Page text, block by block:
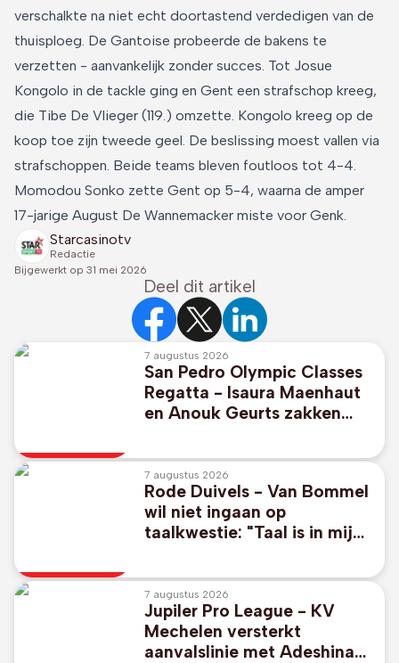
verschalkte na niet echt doortastend verdedigen van de
thuisploeg. De Gantoise probeerde de bakens te
verzetten - aanvankelijk zonder succes. Tot Josue
Kongolo in de tackle ging en Gent een strafschop kreeg,
die Tibe De Vlieger (119.) omzette. Kongolo kreeg op de
koop toe zijn tweede geel. De beslissing moest vallen via
strafschoppen. Beide teams bleven foutloos tot 4-4.
Momodou Sonko zette Gent op 5-4, waarna de amper
17-jarige August De Wannemacker miste voor Genk.
Starcasinotv
Redactie
Bijgewerkt op 31 mei 2026
Deel dit artikel
7 augustus 2026
San Pedro Olympic Classes
Regatta - Isaura Maenhaut
en Anouk Geurts zakken
FX
7 augustus 2026
Rode Duivels - Van Bommel
wil niet ingaan op
taalkwestie: "Taal is in mijn
7 augustus 2026
Jupiler Pro League - KV
Mechelen versterkt
aanvalslinie met Adeshina